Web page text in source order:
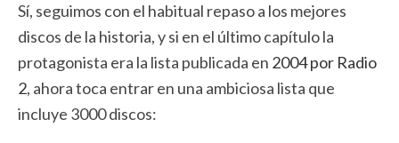
Sí, seguimos con el habitual repaso a los mejores
discos de la historia, y si en el último capítulo la
protagonista era la lista publicada en 2004 por Radio
2, ahora toca entrar en una ambiciosa lista que
incluye 3000 discos: